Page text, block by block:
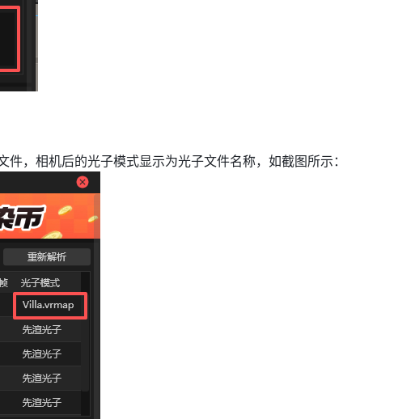
，相机后的光子模式显示为光子文件名称，如截图所示：